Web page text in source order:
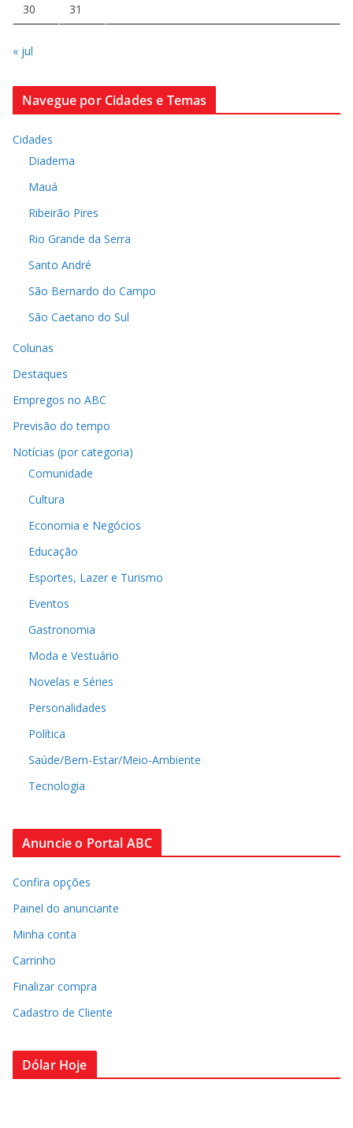
30 31
« jul
Navegue por Cidades e Temas
Cidades
Diadema
Mauá
Ribeirão Pires
Rio Grande da Serra
Santo André
São Bernardo do Campo
São Caetano do Sul
Colunas
Destaques
Empregos no ABC
Previsão do tempo
Notícias (por categoria)
Comunidade
Cultura
Economia e Negócios
Educação
Esportes, Lazer e Turismo
Eventos
Gastronomia
Moda e Vestuário
Novelas e Séries
Personalidades
Política
Saúde/Bem-Estar/Meio-Ambiente
Tecnologia
Anuncie o Portal ABC
Confira opções
Painel do anunciante
Minha conta
Carrinho
Finalizar compra
Cadastro de Cliente
Dólar Hoje